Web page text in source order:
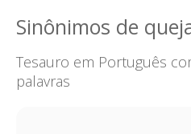
Sinônimos de
Tesauro em Português
palavras